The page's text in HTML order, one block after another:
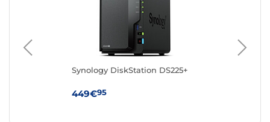
Synology DiskStation DS225+
449€95